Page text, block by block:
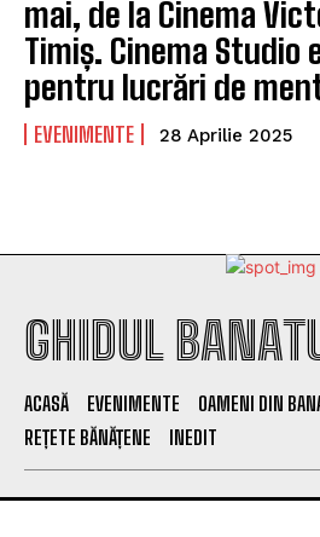
mai, de la Cinema
Timiș. Cinema Studio
pentru lucrări de
EVENIMENTE 28 Aprilie 2025
GHIDUL
ACASĂ EVENIMENTE OAMENI DIN
REȚETE BĂNĂȚENE
INEDIT